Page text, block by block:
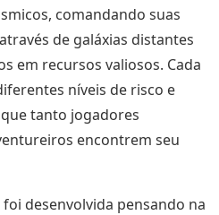
comandando suas
de galáxias distantes
em recursos valiosos. Cada
níveis de risco e
tanto jogadores
encontrem seu
desenvolvida pensando na